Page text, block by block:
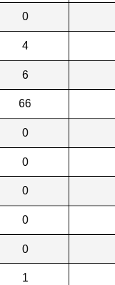
0
4
6
66
0
0
0
0
0
1